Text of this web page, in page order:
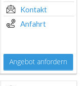
Kontakt
Anfahrt
Angebot anfordern